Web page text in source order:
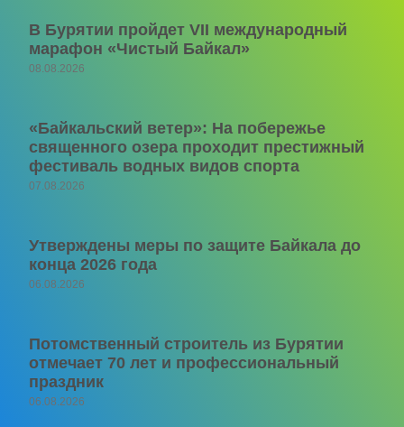
В Бурятии пройдет VII международный
марафон «Чистый Байкал»
08.08.2026
«Байкальский ветер»: На побережье
священного озера проходит престижный
фестиваль водных видов спорта
07.08.2026
Утверждены меры по защите Байкала до
конца 2026 года
06.08.2026
Потомственный строитель из Бурятии
отмечает 70 лет и профессиональный
праздник
06.08.2026